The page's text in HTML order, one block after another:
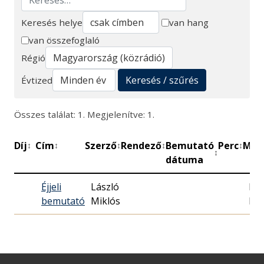
Keresés
Keresés helye
van hang
van összefoglaló
Régió
Évtized
Keresés / szűrés
Összes találat: 1. Megjelenítve: 1.
Díj↕ Cím↕ Szerző↕Rendező↕Bemutató
dátuma
↕
Perc↕
Éjjeli
bemutató
László
Miklós